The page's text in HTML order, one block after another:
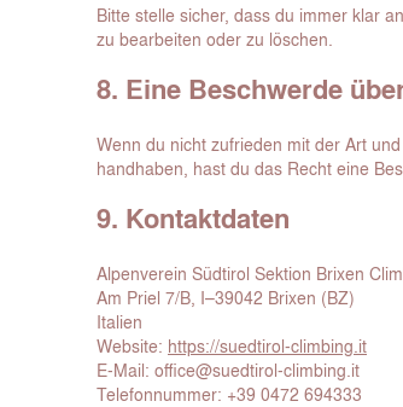
Bitte stelle sicher, dass du immer klar
zu bearbeiten oder zu löschen.
8. Eine Beschwerde
Wenn du nicht zufrieden mit der Art
handhaben, hast du das Recht eine
9. Kontaktdaten
Alpenverein Südtirol Sektion Brixen
Am Priel 7/B, I–39042 Brixen (BZ)
Italien
Website: https://suedtirol-climbing.it
E-Mail: office@suedtirol-climbing.it
Telefonnummer: +39 0472 694333